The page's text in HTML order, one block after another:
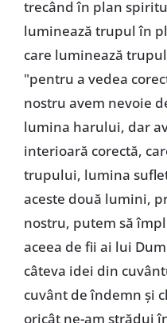
trecând în plan
luminează trupul în
care luminează
"pentru a vedea
nostru avem nevoie
lumina harului, dar
interioară corectă,
trupului, lumina
aceste două lumini,
nostru, putem să
aceea de fii ai lui
câteva idei din
cuvânt de îndemn și
oricât ne-am strădui